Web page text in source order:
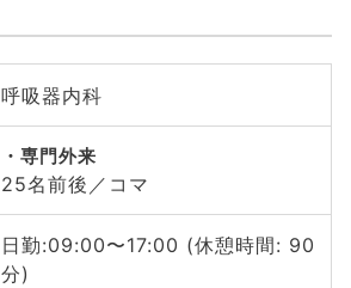
呼吸器内科
専門外来
25名前後／コマ
日勤:09:00〜17:00 (休憩時間: 90
分)